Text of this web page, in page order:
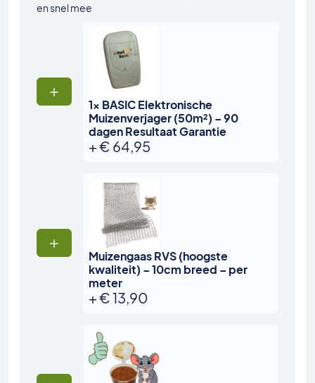
en snel mee
1x BASIC Elektronische
Muizenverjager (50m²) – 90
dagen Resultaat Garantie
+€ 64,95
Muizengaas RVS (hoogste
kwaliteit) – 10cm breed – per
meter
+€13,90